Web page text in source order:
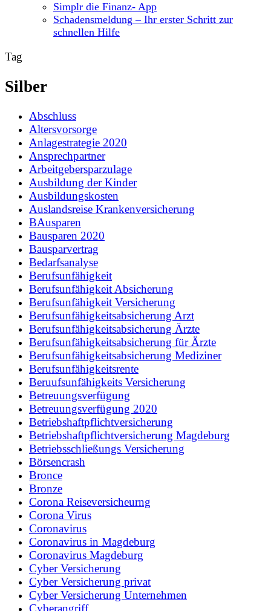
Simplr die Finanz- App
Schadensmeldung – Ihr erster Schritt zur
schnellen Hilfe
Tag
Silber
Abschluss
Altersvorsorge
Anlagestrategie 2020
Ansprechpartner
Arbeitgebersparzulage
Ausbildung der Kinder
Ausbildungskosten
Auslandsreise Krankenversicherung
BAusparen
Bausparen 2020
Bausparvertrag
Bedarfsanalyse
Berufsunfähigkeit
Berufsunfähigkeit Absicherung
Berufsunfähigkeit Versicherung
Berufsunfähigkeitsabsicherung Arzt
Berufsunfähigkeitsabsicherung Ärzte
Berufsunfähigkeitsabsicherung für Ärzte
Berufsunfähigkeitsabsicherung Mediziner
Berufsunfähigkeitsrente
Beruufsunfähigkeits Versicherung
Betreuungsverfügung
Betreuungsverfügung 2020
Betriebshaftpflichtversicherung
Betriebshaftpflichtversicherung Magdeburg
Betriebsschließungs Versicherung
Börsencrash
Bronce
Bronze
Corona Reiseversicheurng
Corona Virus
Coronavirus
Coronavirus in Magdeburg
Coronavirus Magdeburg
Cyber Versicherung
Cyber Versicherung privat
Cyber Versicherung Unternehmen
Cyberangriff